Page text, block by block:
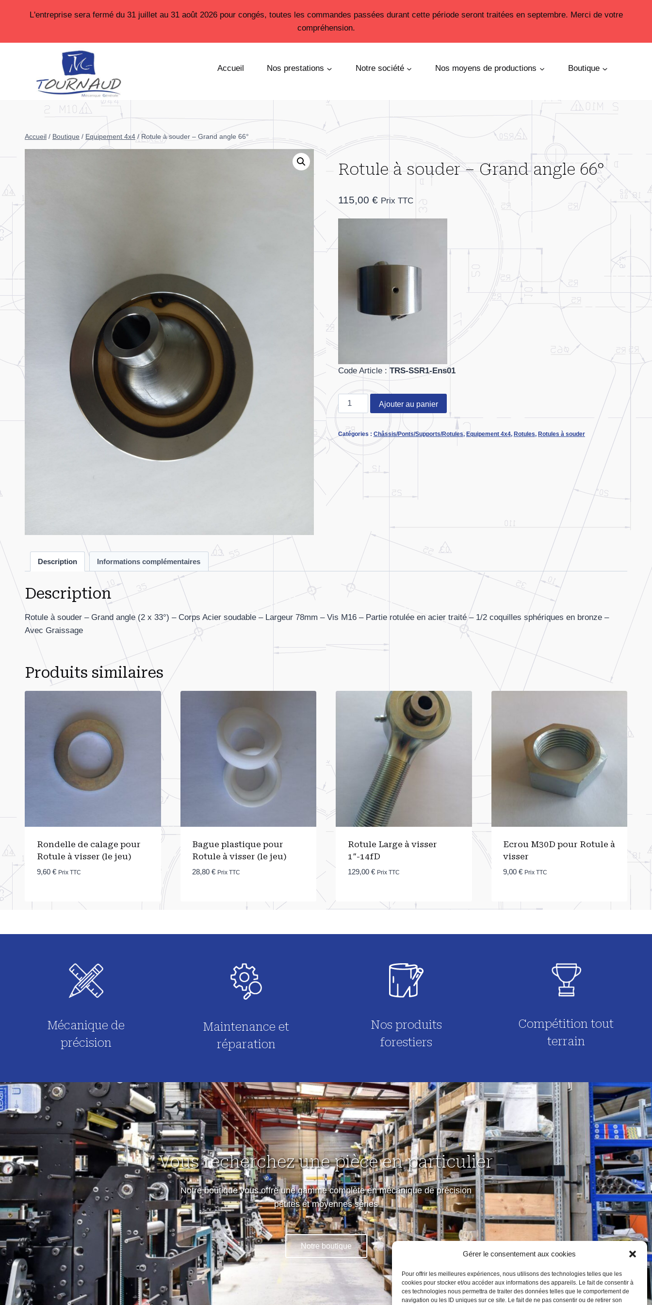
Gérer le consentement aux cookies
Pour offrir les meilleures expériences, nous utilisons des technologies telles que les
cookies pour stocker et/ou accéder aux informations des appareils. Le fait de consentir à
ces technologies nous permettra de traiter des données telles que le comportement de
navigation ou les ID uniques sur ce site. Le fait de ne pas consentir ou de retirer son
L'entreprise sera fermé du 31 juillet au 31 août 2026 pour congés, toutes les commandes passées durant cette période seront traitées en septembre. Merci de votre
compréhension.
Accueil Nos prestations Notre société Nos moyens de productions Boutique
Accueil / Boutique / Equipement 4x4 / Rotule à souder – Grand angle 66°
Rotule à souder – Grand angle 66°
115,00 € Prix TTC
Code Article : TRS-SSR1-Ens01
quantité
de
Rotule
à
souder
Grand
angle
Ajouter au panier
Catégories : Châssis/Ponts/Supports/Rotules,Equipement 4x4, Rotules, Rotules à souder
Description Informations complémentaires
Description
Rotule à souder – Grand angle (2 x 33°) – Corps Acier soudable – Largeur 78mm – Vis M16 – Partie rotulée en acier traité – 1/2 coquilles sphériques en bronze –
Avec Graissage
Produits similaires
Rondelle de calage pour
Rotule à visser (le jeu)
9,60 € Prix TTC
Bague plastique pour
Rotule à visser (le jeu)
28,80 € Prix TTC
Rotule Large à visser
1″-14fD
129,00 € Prix TTC
Ecrou M30D pour Rotule à
visser
9,00 € Prix TTC
Mécanique de
précision
Maintenance et
réparation
Nos produits
forestiers
Compétition tout
terrain
Vous recherchez une pièce en particulier
Notre boutique vous offre une gamme complète en mécanique de précision
petites et moyennes séries
Notre boutique